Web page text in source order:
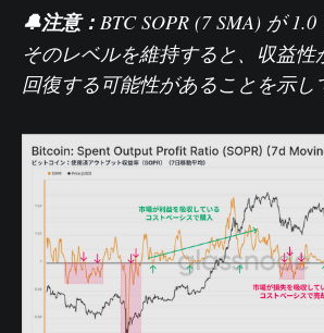
🔔注意： BTC SOPR (7 SMA) が 1.0
そのレベルを維持すると、収益性
回復する可能性があることを示し